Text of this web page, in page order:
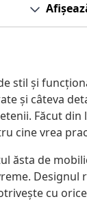
stil și
și câteva
Făcut
cine vrea
ăsta de
cu